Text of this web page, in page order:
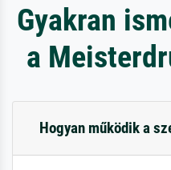
Gyakran
a
Hogyan működik a